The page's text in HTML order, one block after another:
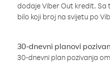
dodaje Viber Out kredit.
bilo koji broj na svijetu po
30-dnevni planovi
30-dnevni plan pozivanja